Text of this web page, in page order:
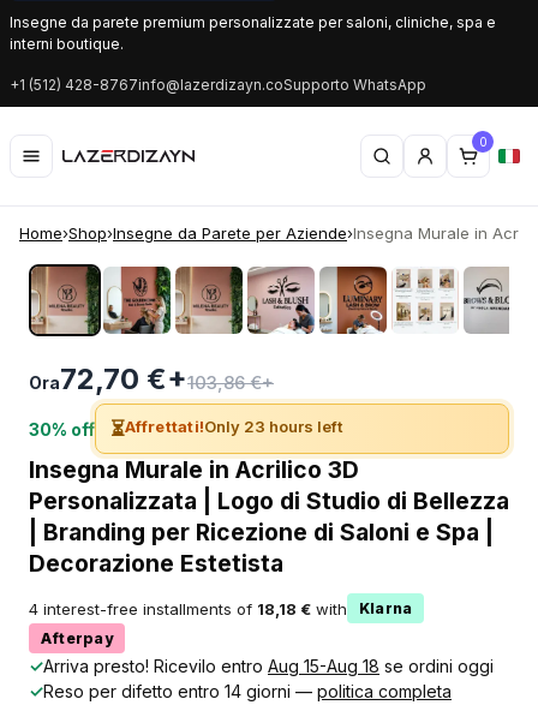
Insegne da parete premium personalizzate per saloni, cliniche, spa e
interni boutique.
+1 (512) 428-8767info@lazerdizayn.coSupporto WhatsApp
0
Home›Shop›Insegne da Parete per Aziende›Insegna Murale in
‹ ›
Ora72,70 €+103,86 €+
30% off ⏳Affrettati!Only 23 hours left
Insegna Murale in Acrilico 3D
Personalizzata | Logo di Studio di Bellezza
| Branding per Ricezione di Saloni e Spa |
Decorazione Estetista
4 interest-free installments of 18,18 € with
Klarna
Afterpay
✓Arriva presto! Ricevilo entro Aug 15-Aug 18 se ordini oggi
✓Reso per difetto entro 14 giorni — politica completa